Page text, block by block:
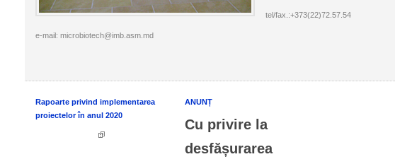
tel/fax.:+373(22)72.57.54
e-mail: microbiotech@imb.asm.md
Rapoarte privind implementarea
proiectelor în anul 2020
ANUNȚ
Cu privire la
desfășurarea